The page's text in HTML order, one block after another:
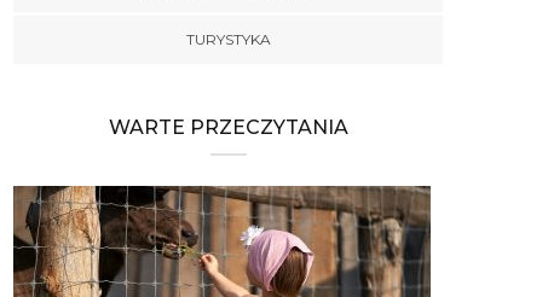
TURYSTYKA
WARTE PRZECZYTANIA